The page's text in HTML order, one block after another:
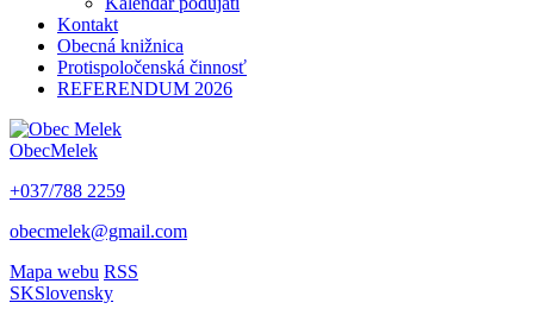
Kontakt
Obecná knižnica
Protispoločenská činnosť
REFERENDUM 2026
ObecMelek
+037/788 2259
obecmelek@gmail.com
Mapa webu RSS
SKSlovensky